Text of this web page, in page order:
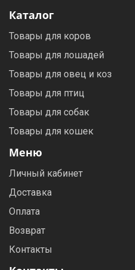
Каталог
Товары для коров
Товары для лошадей
Товары для овец и коз
Товары для птиц
Товары для собак
Товары для кошек
Меню
Личный кабинет
Доставка
Оплата
Возврат
Контакты